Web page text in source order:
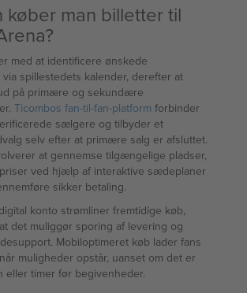
køber man billetter til
med at identificere ønskede
spillestedets kalender, derefter at
på primære og sekundære
Ticombos fan-til-fan-platform forbinder
sælgere og tilbyder et
selv efter at primære salg er afsluttet.
at gennemse tilgængelige pladser,
ved hjælp af interaktive sædeplaner
sikker betaling.
konto strømliner fremtidige køb,
det muliggør sporing af levering og
Mobiloptimeret køb lader fans
muligheder opstår, uanset om det er
eller timer før begivenheder.